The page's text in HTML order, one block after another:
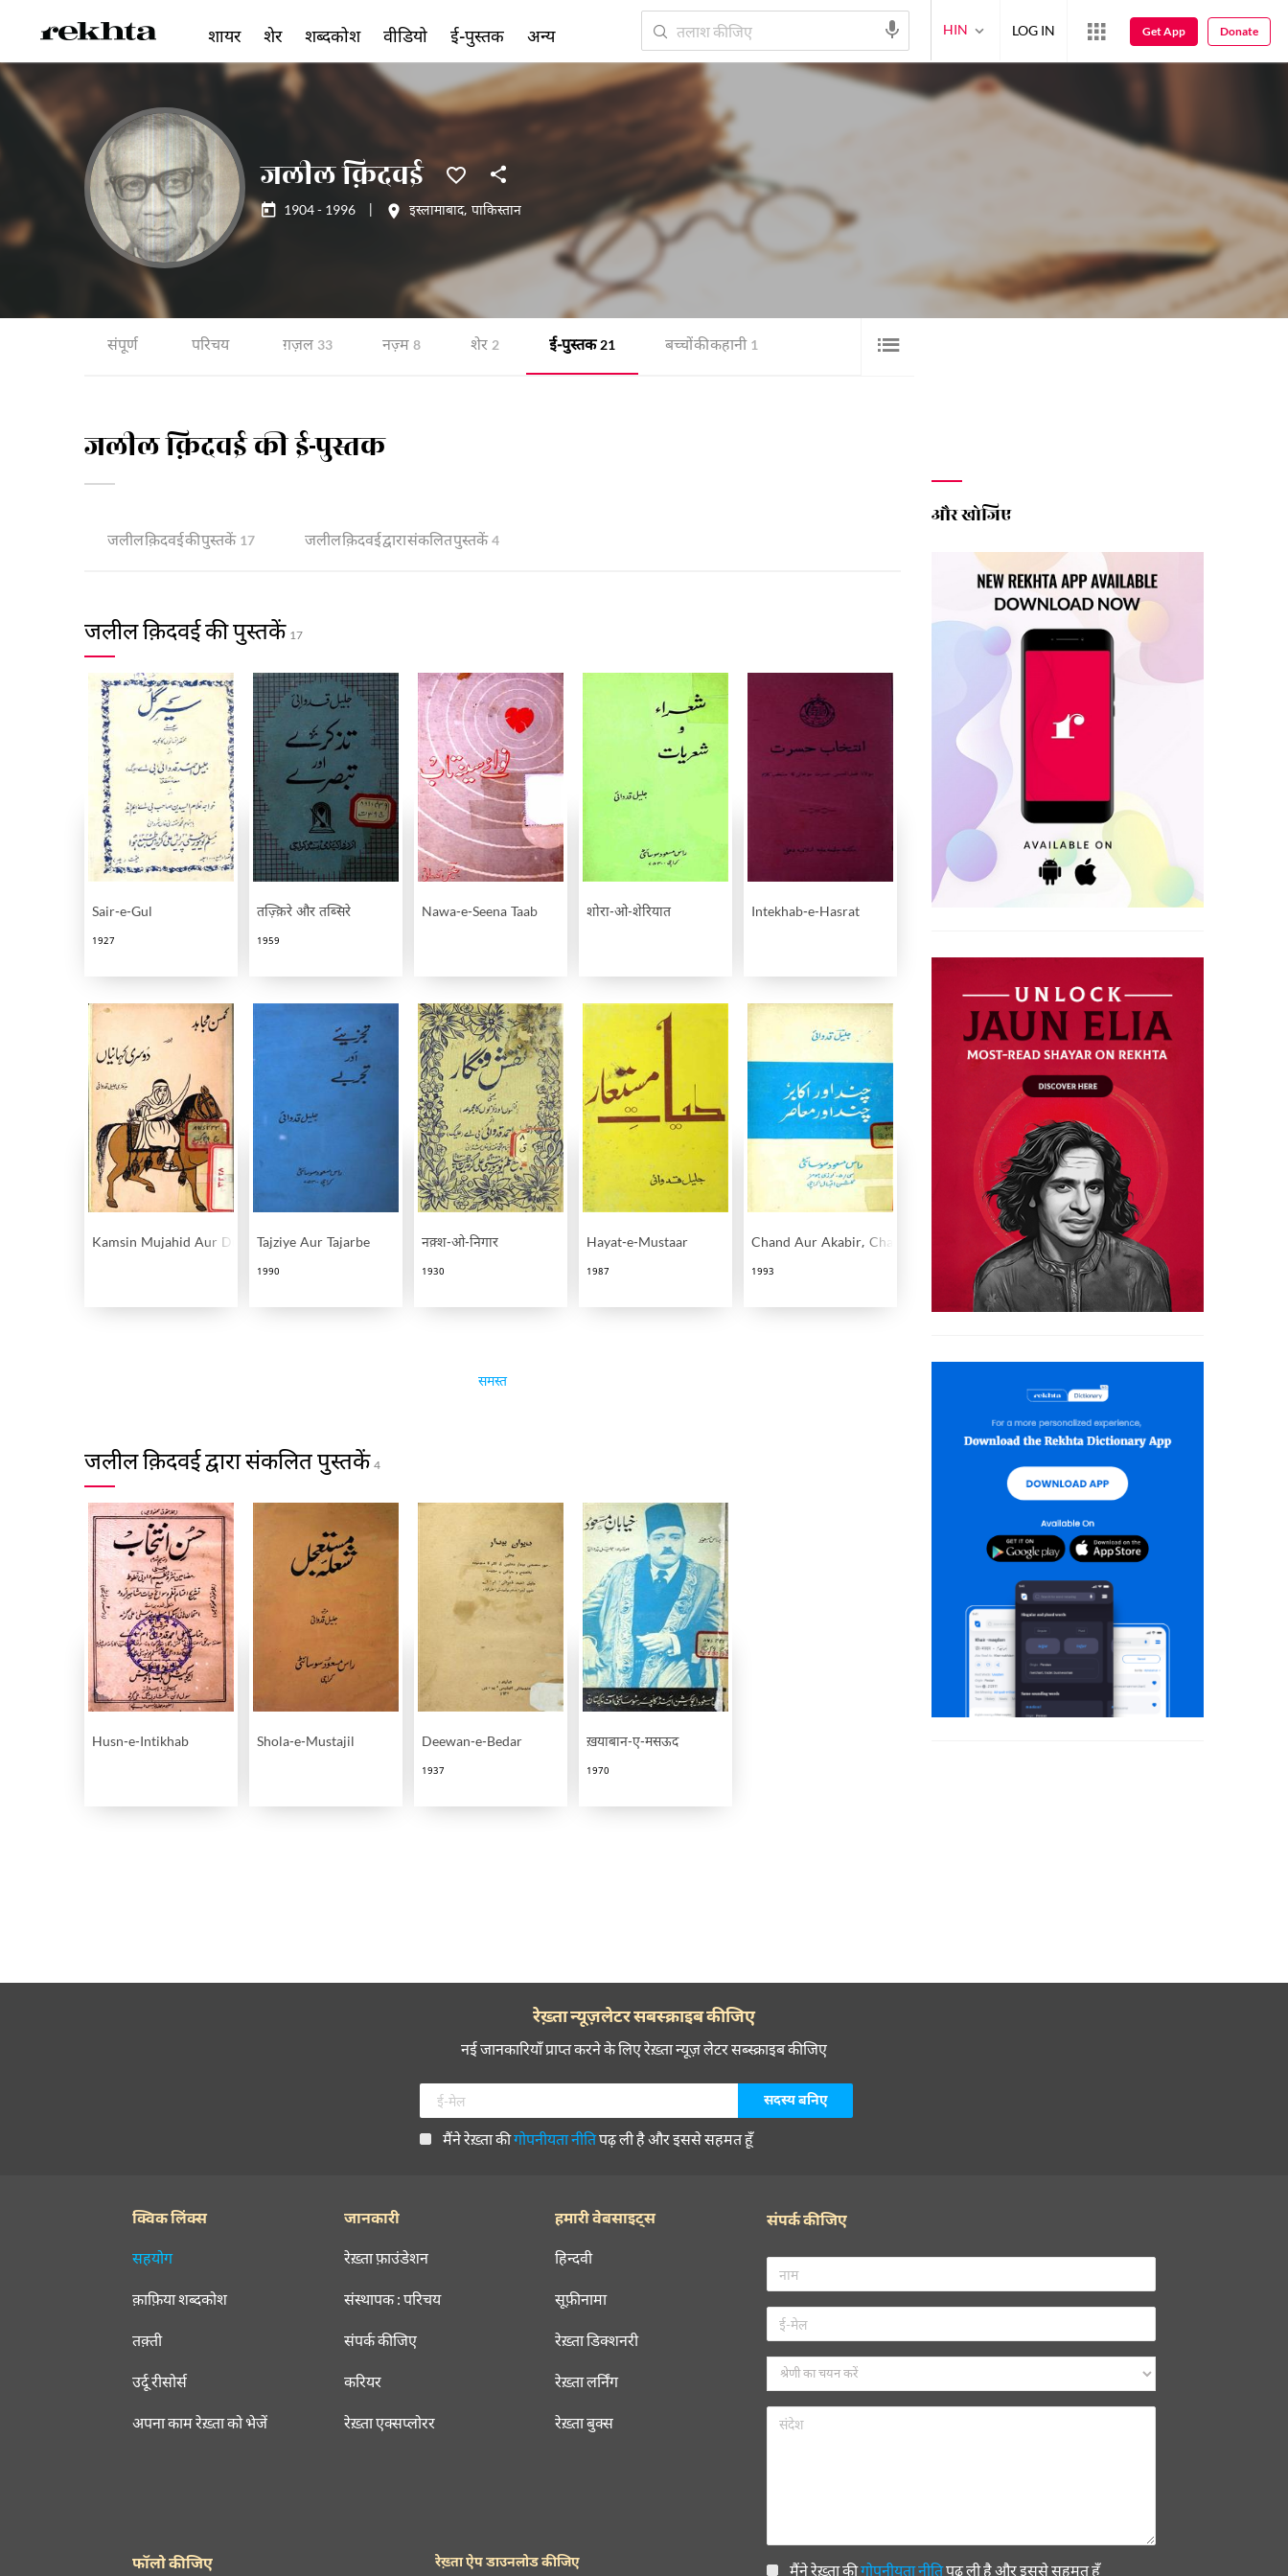
जलील क़िदवई
1904 - 1996 इस्लामाबाद, पाकिस्तान
संपूर्ण परिचय ग़ज़ल 33 नज़्म 8 शेर 2 ई-पुस्तक 21 बच्चों की कहानी 1
जलील क़िदवई की ई-पुस्तक
जलील क़िदवई की पुस्तकें 17 जलील क़िदवई द्वारा संकलित पुस्तकें 4
जलील क़िदवई की पुस्तकें 17
Sair-e-Gul
1927
तज़्क़िरे और तब्सिरे
1959
Nawa-e-Seena Taab शोरा-ओ-शेरियात Intekhab-e-Hasrat
Kamsin Mujahid Aur Dusri Kahaniyan
Tajziye Aur Tajarbe
1990
नक़्श-ओ-निगार
1930
Hayat-e-Mustaar
1987
Chand Aur Akabir, Chand Aur Muasir
1993
समस्त
जलील क़िदवई द्वारा संकलित पुस्तकें 4
Husn-e-Intikhab Shola-e-Mustajil Deewan-e-Bedar
1937
ख़याबान-ए-मसऊद
1970
और खोजिए
शायर शेर शब्दकोश वीडियो ई-पुस्तक अन्य HIN LOG IN Get App Donate
रेख़्ता न्यूज़लेटर सबस्क्राइब कीजिए
नई जानकारियाँ प्राप्त करने के लिए रेख़्ता न्यूज़ लेटर सब्स्क्राइब कीजिए
मैंने रेख़्ता कीगोपनीयता नीतिपढ़ ली है और इससे सहमत हूँ
क्विक लिंक्स
सहयोग
क़ाफ़िया शब्दकोश
तक़्ती
उर्दू रीसोर्स
अपना काम रेख़्ता को भेजें
जानकारी
रेख़्ता फ़ाउंडेशन
संस्थापक : परिचय
संपर्क कीजिए
करियर
रेख़्ता एक्सप्लोरर
हमारी वेबसाइट्स
हिन्दवी
सूफ़ीनामा
रेख़्ता डिक्शनरी
रेख़्ता लर्निंग
रेख़्ता बुक्स
संपर्क कीजिए
मैंने रेख़्ता कीगोपनीयता नीतिपढ़ ली है और इससे सहमत हूँ
फॉलो कीजिए रेख़्ता ऐप डाउनलोड कीजिए